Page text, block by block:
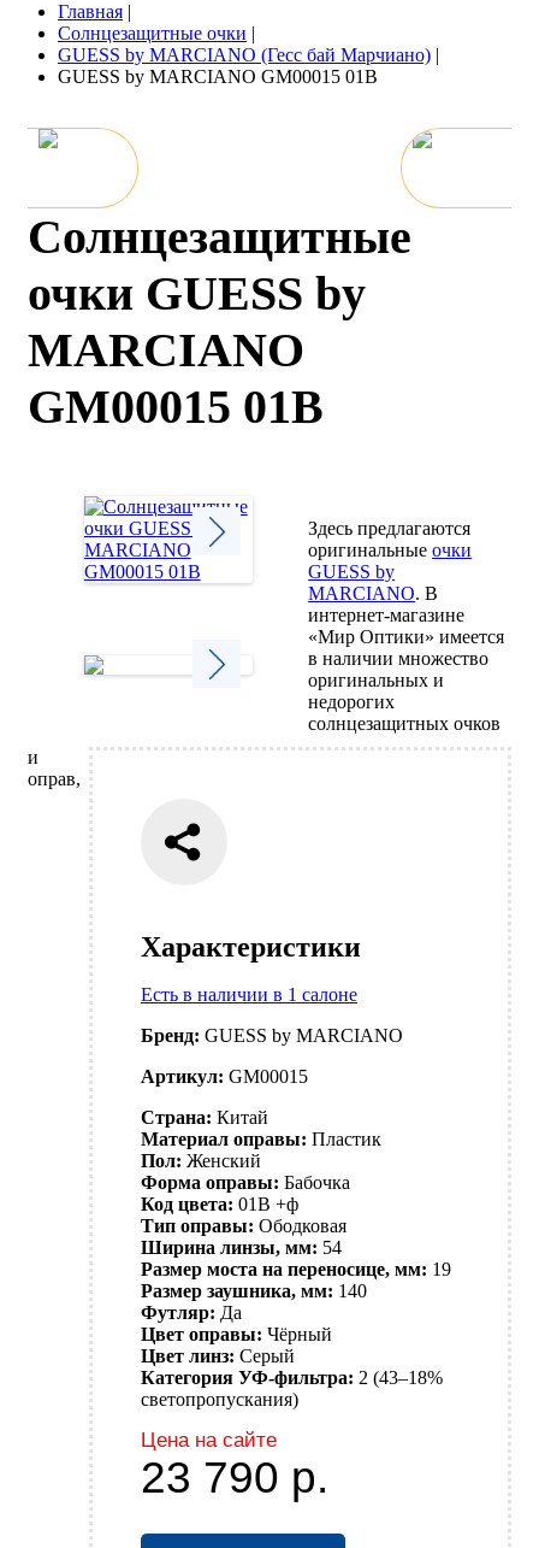
Главная |
Солнцезащитные очки |
GUESS by MARCIANO (Гесс бай Марчиано) |
GUESS by MARCIANO GM00015 01B
Солнцезащитные
очки GUESS by
MARCIANO
GM00015 01B
Next
Характеристики
Есть в наличии в 1 салоне
Бренд: GUESS by MARCIANO
Артикул: GM00015
Страна: Китай
Материал оправы: Пластик
Пол: Женский
Форма оправы: Бабочка
Код цвета: 01B +ф
Тип оправы: Ободковая
Ширина линзы, мм: 54
Размер моста на переносице, мм: 19
Размер заушника, мм: 140
Футляр: Да
Цвет оправы: Чёрный
Цвет линз: Серый
Категория УФ-фильтра: 2 (43–18%
светопропускания)
Цена на сайте
23 790 р.
Здесь предлагаются
оригинальныеочки
GUESS by
MARCIANO. В
интернет-магазине
«Мир Оптики» имеется
в наличии множество
оригинальных и
недорогих
солнцезащитных очков
и
оправ,